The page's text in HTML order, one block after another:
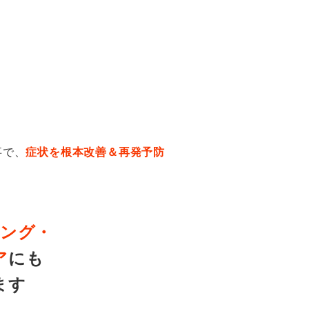
、症状を根本改善＆再発予防
グ・
にも
す